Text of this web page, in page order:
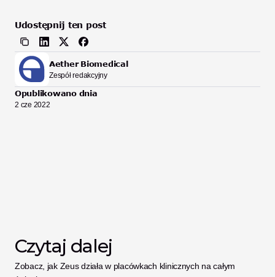
Udostępnij ten post
Aether Biomedical
Zespół redakcyjny
Opublikowano dnia
2 cze 2022
Czytaj dalej
Zobacz, jak Zeus działa w placówkach klinicznych na całym